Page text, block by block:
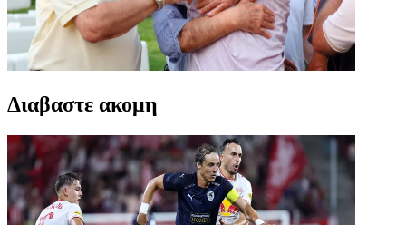
Διαβαστε ακομη